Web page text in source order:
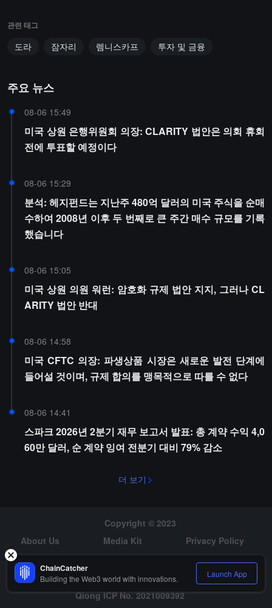
관련 태그
도라 잠자리 렘니스카프 투자 및 금융
주요 뉴스
08-06 15:49
미국 상원 은행위원회 의장: CLARITY 법안은 의회 휴회
전에 투표할 예정이다
08-06 15:29
분석: 헤지펀드는 지난주 480억 달러의 미국 주식을 순매
수하여 2008년 이후 두 번째로 큰 주간 매수 규모를 기록
했습니다
08-06 15:05
미국 상원 의원 워런: 암호화 규제 법안 지지, 그러나 CL
ARITY 법안 반대
08-06 14:58
미국 CFTC 의장: 파생상품 시장은 새로운 발전 단계에
들어설 것이며, 규제 합의를 맹목적으로 따를 수 없다
08-06 14:41
스파크 2026년 2분기 재무 보고서 발표: 총 계약 수익 4,0
60만 달러, 순 계약 잉여 전분기 대비 79% 감소
더 보기
Copyright © 2023
About Us
Media Kit
Privacy Policy
Risk Warning
Hiring
Qiong ICP No. 2021009392
ChainCatcher
Building the Web3 world with innovations. Launch App